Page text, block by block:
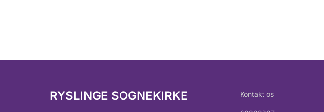
RYSLINGE SOGNEKIRKE Kontakt os